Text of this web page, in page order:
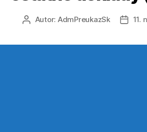
AutorAutor: AdmPreukazSk
Dátum
11.